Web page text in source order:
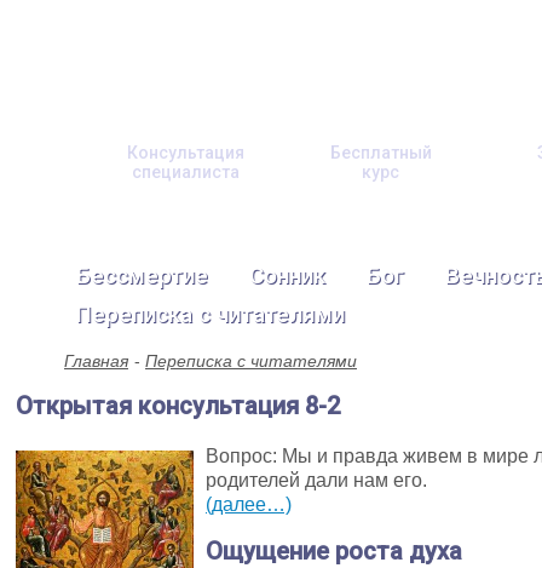
Консультация
специалиста
Бесплатный
курс
Бессмертие Сонник Бог
Переписка с читателями
Главная Переписка с читателями
Открытая консультация 8-2
Вопрос: Мы и правда живем в мире
родителей дали нам его.
(далее…)
Ощущение роста духа